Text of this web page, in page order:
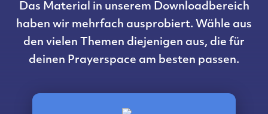
Das Material in unserem Downloadbereich
haben wir mehrfach ausprobiert. Wähle aus
den vielen Themen diejenigen aus, die für
deinen Prayerspace am besten passen.